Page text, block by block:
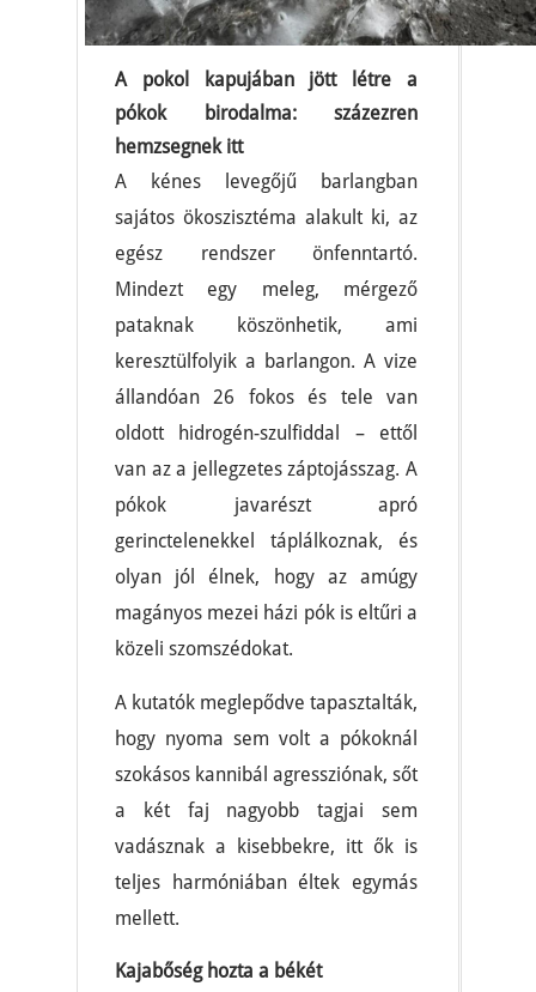
A pokol kapujában jött létre a
pókok birodalma: százezren
hemzsegnek itt
A kénes levegőjű barlangban
sajátos ökoszisztéma alakult ki, az
egész rendszer önfenntartó.
Mindezt egy meleg, mérgező
pataknak köszönhetik, ami
keresztülfolyik a barlangon. A vize
állandóan 26 fokos és tele van
oldott hidrogén-szulfiddal – ettől
van az a jellegzetes záptojásszag. A
pókok javarészt apró
gerinctelenekkel táplálkoznak, és
olyan jól élnek, hogy az amúgy
magányos mezei házi pók is eltűri a
közeli szomszédokat.
A kutatók meglepődve tapasztalták,
hogy nyoma sem volt a pókoknál
szokásos kannibál agressziónak, sőt
a két faj nagyobb tagjai sem
vadásznak a kisebbekre, itt ők is
teljes harmóniában éltek egymás
mellett.
Kajabőség hozta a békét